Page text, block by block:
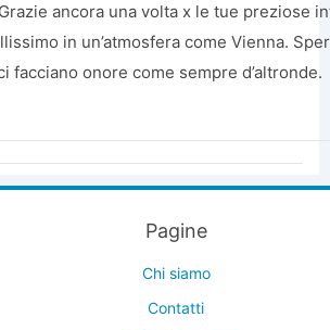
ancora una volta x le tue preziose
in un’atmosfera come Vienna.
facciano onore come sempre d’altronde.
Pagine
Chi siamo
Contatti